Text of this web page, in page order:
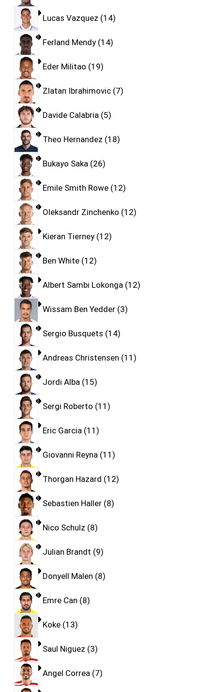
Lucas Vazquez 14
Ferland Mendy 14
Eder Militao 19
Zlatan Ibrahimovic 7
Davide Calabria 5
Theo Hernandez 18
Bukayo Saka 26
Emile Smith Rowe 12
Oleksandr Zinchenko 12
Kieran Tierney 12
Ben White 12
Albert Sambi Lokonga 12
Wissam Ben Yedder 3
Sergio Busquets 14
Andreas Christensen 11
Jordi Alba 15
Sergi Roberto 11
Eric Garcia 11
Giovanni Reyna 11
Thorgan Hazard 12
Sebastien Haller 8
Nico Schulz 8
Julian Brandt 9
Donyell Malen 8
Emre Can 8
Koke 13
Saul Niguez 3
Angel Correa 7